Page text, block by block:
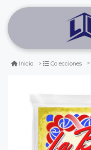
Inicio Colecciones